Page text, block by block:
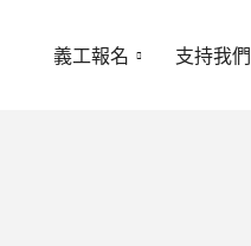
義工報名 支持我們